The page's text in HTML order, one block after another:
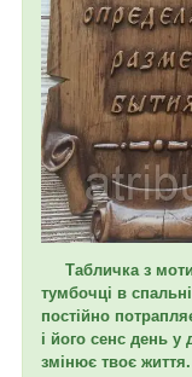
Табличка з
тумбочці в
постійно
і його сенс день у
змінює твоє життя.